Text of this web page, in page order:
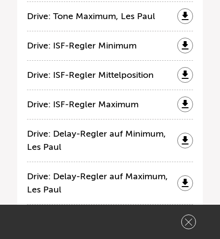
Drive: Tone Maximum, Les Paul
Drive: ISF-Regler Minimum
Drive: ISF-Regler Mittelposition
Drive: ISF-Regler Maximum
Drive: Delay-Regler auf Minimum,
Les Paul
Drive: Delay-Regler auf Maximum,
Les Paul